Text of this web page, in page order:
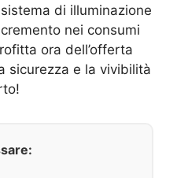
di illuminazione
nei consumi
ora dell’offerta
sicurezza e la vivibilità